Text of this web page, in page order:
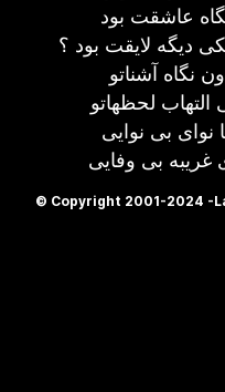
عاشقت بود
دیگه لایقت بود ؟
نگاه آشناتو
لحظهاتو
نوای بی نوایی
غریبه بی وفایی
© Copyright 2001-2024 -